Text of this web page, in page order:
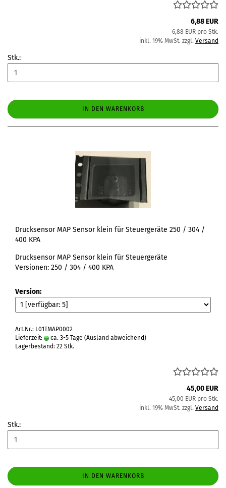
6,88 EUR
6,88 EUR pro Stk.
inkl. 19% MwSt. zzgl. Versand
Stk.:
IN DEN WARENKORB
Drucksensor MAP Sensor klein für Steuergeräte 250 / 304 /
400 KPA
Drucksensor MAP Sensor klein für Steuergeräte
Versionen: 250 / 304 / 400 KPA
Version:
Art.Nr.: L01TMAP0002
Lieferzeit:
ca. 3-5 Tage (Ausland abweichend)
Lagerbestand: 22 Stk.
45,00 EUR
45,00 EUR pro Stk.
inkl. 19% MwSt. zzgl. Versand
Stk.:
IN DEN WARENKORB